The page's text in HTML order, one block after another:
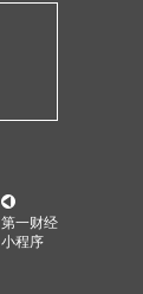
第一财经
小程序